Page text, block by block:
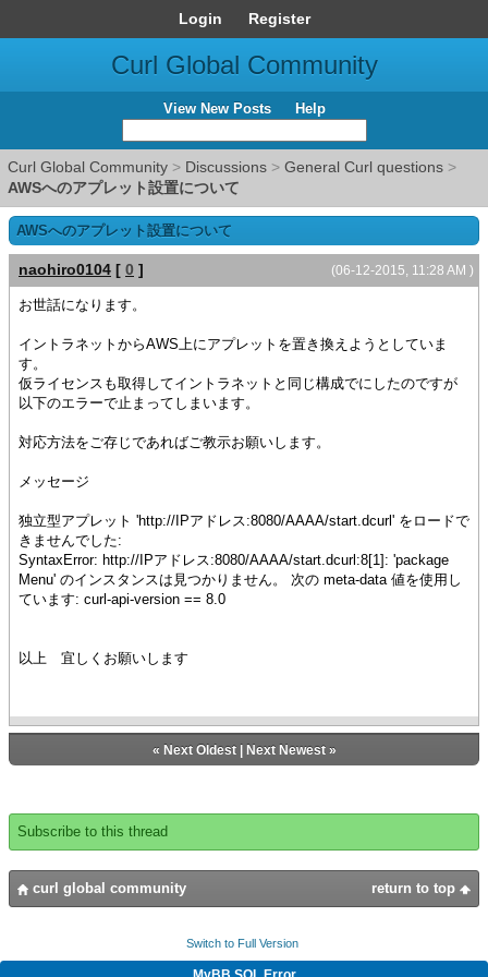
Login Register
Curl Global Community
View New Posts Help
Curl Global Community > Discussions > General Curl questions >
AWSへのアプレット設置について
AWSへのアプレット設置について
(06-12-2015, 11:28 AM )
naohiro0104 [ 0 ]
お世話になります。
イントラネットからAWS上にアプレットを置き換えようとしていま
す。
仮ライセンスも取得してイントラネットと同じ構成でにしたのですが
以下のエラーで止まってしまいます。
対応方法をご存じであればご教示お願いします。
メッセージ
独立型アプレット 'http://IPアドレス:8080/AAAA/start.dcurl' をロードで
きませんでした:
SyntaxError: http://IPアドレス:8080/AAAA/start.dcurl:8[1]: 'package
Menu' のインスタンスは見つかりません。 次の meta-data 値を使用し
ています: curl-api-version == 8.0
以上 宜しくお願いします
« Next Oldest| Next Newest»
Subscribe to this thread
return to top
curl global community
Switch to Full Version